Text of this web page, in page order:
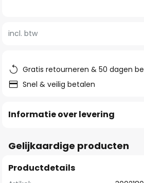
van
afbeeldingen-
gallerij
incl. btw
Gratis retourneren & 50 dagen
Snel & veilig betalen
Informatie over levering
Gelijkaardige producten
Productdetails